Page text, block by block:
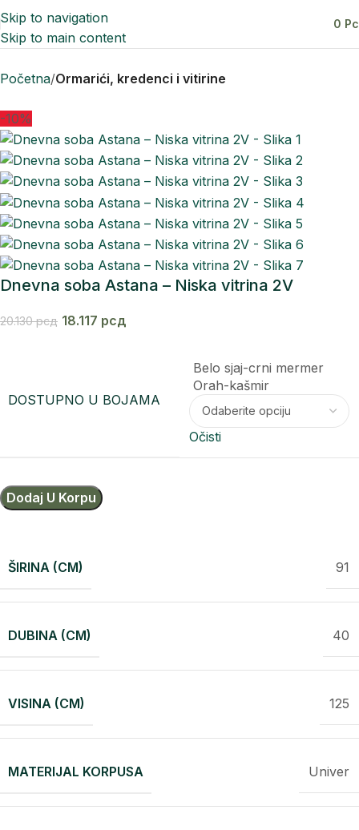
Skip to navigation
Skip to main content
0
Početna Ormarići, kredenci i vitirine
-10%
Dnevna soba Astana – Niska vitrina 2V
20.130рсд 18.117 рсд
DOSTUPNO U BOJAMA
Belo sjaj-crni mermer
Orah-kašmir
Očisti
Dodaj U Korpu
ŠIRINA (CM) 91
DUBINA (CM) 40
VISINA (CM) 125
MATERIJAL KORPUSA Univer